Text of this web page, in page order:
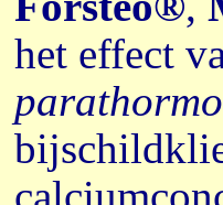
het effect